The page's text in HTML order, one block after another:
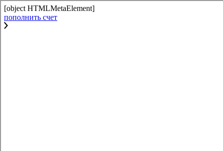
[object HTMLMetaElement]
пополнить счет